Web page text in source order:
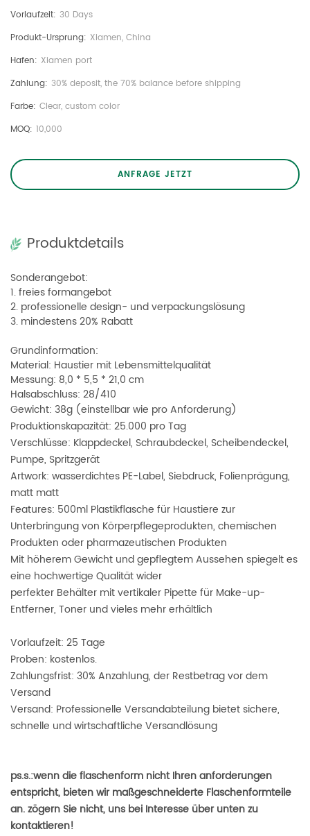
Vorlaufzeit: 30 Days
Produkt-Ursprung: Xiamen, China
Hafen: Xiamen port
Zahlung: 30% deposit, the 70% balance before shipping
Farbe: Clear, custom color
MOQ: 10,000
ANFRAGE JETZT
Produktdetails
Sonderangebot:
1. freies formangebot
2. professionelle design- und verpackungslösung
3. mindestens 20% Rabatt
Grundinformation:
Material: Haustier mit Lebensmittelqualität
Messung: 8,0 * 5,5 * 21,0 cm
Halsabschluss: 28/410
Gewicht: 38g (einstellbar wie pro Anforderung)
Produktionskapazität: 25.000 pro Tag
Verschlüsse: Klappdeckel, Schraubdeckel, Scheibendeckel,
Pumpe, Spritzgerät
Artwork: wasserdichtes PE-Label, Siebdruck, Folienprägung,
matt matt
Features: 500ml Plastikflasche für Haustiere zur
Unterbringung von Körperpflegeprodukten, chemischen
Produkten oder pharmazeutischen Produkten
Mit höherem Gewicht und gepflegtem Aussehen spiegelt es
eine hochwertige Qualität wider
perfekter Behälter mit vertikaler Pipette für Make-up-
Entferner, Toner und vieles mehr erhältlich
Vorlaufzeit: 25 Tage
Proben: kostenlos.
Zahlungsfrist: 30% Anzahlung, der Restbetrag vor dem
Versand
Versand: Professionelle Versandabteilung bietet sichere,
schnelle und wirtschaftliche Versandlösung
ps.s.:wenn die flaschenform nicht Ihren anforderungen
entspricht, bieten wir maßgeschneiderte Flaschenformteile
an. zögern Sie nicht, uns bei Interesse über unten zu
kontaktieren!